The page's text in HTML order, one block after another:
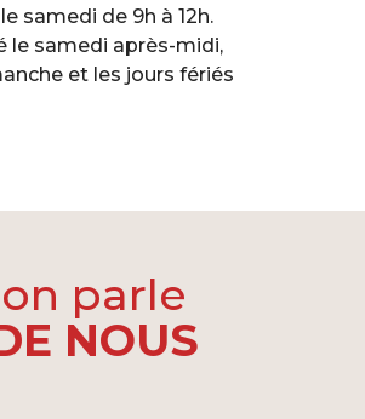
le samedi de 9h à 12h.
le samedi après-midi,
et les jours fériés
on parle
NOUS